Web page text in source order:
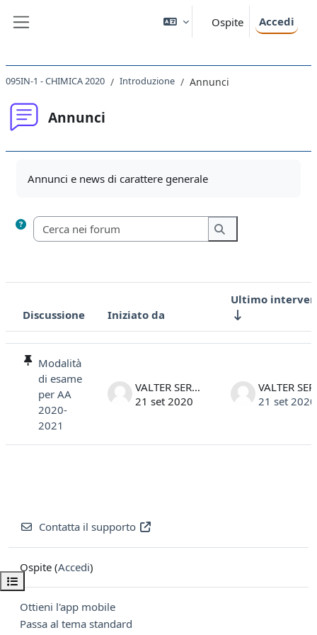
Ospite Accedi
Apri indice del corso
095IN-1 - CHIMICA 2020 Introduzione Annunci
Annunci
Annunci e news di carattere generale
Cerca nei forum
Cerca nei forum
Stato
Discussione Iniziato da
Ultimo
Modalità
di esame
per AA
2020-
2021
VALTER SERGO
21 set 2020
21 set 2020
Contatta il supporto
Ospite (Accedi)
Ottieni l'app mobile
Passa al tema standard